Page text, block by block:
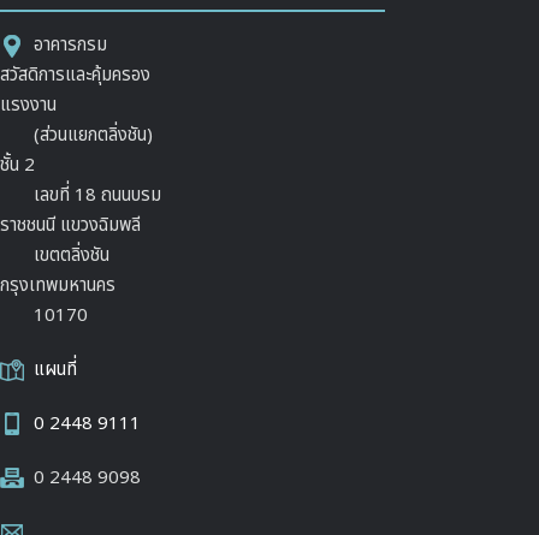
อาคารกรม
สวัสดิการและคุ้มครอง
แรงงาน
(ส่วนแยกตลิ่งชัน)
ชั้น 2
เลขที่ 18 ถนนบรม
ราชชนนี แขวงฉิมพลี
เขตตลิ่งชัน
กรุงเทพมหานคร
10170
แผนที่
0 2448 9111
0 2448 9098